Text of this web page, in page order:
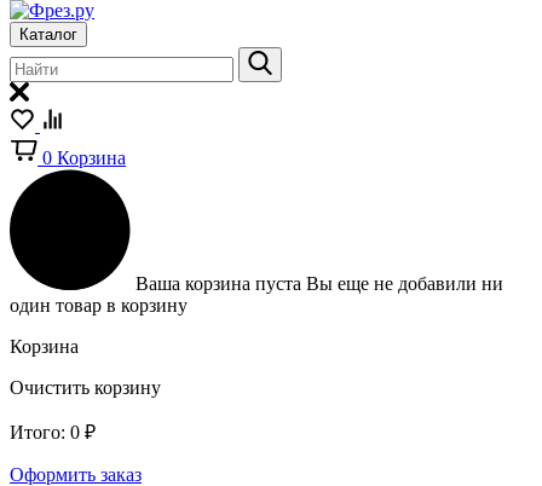
Каталог
0 Корзина
Ваша корзина пуста Вы еще не добавили ни
один товар в корзину
Корзина
Очистить корзину
Итого: 0 ₽
Оформить заказ